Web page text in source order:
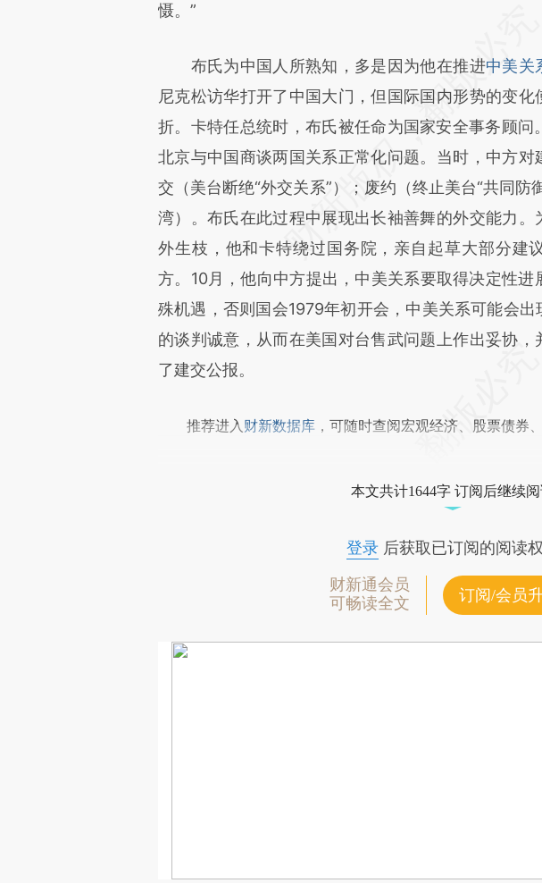
慑。”
布氏为中国人所熟知，多是因为他在推进中美关
尼克松访华打开了中国大门，但国际国内形势的变
折。卡特任总统时，布氏被任命为国家安全事务顾问
北京与中国商谈两国关系正常化问题。当时，中方
交（美台断绝“外交关系”）；废约（终止美台“共同防
湾）。布氏在此过程中展现出长袖善舞的外交能力
外生枝，他和卡特绕过国务院，亲自起草大部分建
方。10月，他向中方提出，中美关系要取得决定性
殊机遇，否则国会1979年初开会，中美关系可能会
的谈判诚意，从而在美国对台售武问题上作出妥协
了建交公报。
推荐进入 财新数据库 ，可随时查阅宏观经济、股票债券
本文共计1644字 订阅后继续
登录后获取已订阅的阅读
财新通会员
可畅读全文
订阅/会员